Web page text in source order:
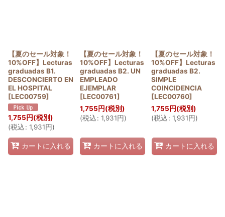
絞り込む
【夏のセール対象！
10%OFF】Lecturas
graduadas B1.
DESCONCIERTO EN
EL HOSPITAL
[LEC00759]
1,755 円(税別)
(税込: 1,931円)
カートに入れる
【夏のセール対象！
10%OFF】Lecturas
graduadas B2. UN
EMPLEADO
EJEMPLAR
[LEC00761]
1,755 円(税別)
(税込: 1,931円)
カートに入れる
【夏のセール対象！
10%OFF】Lecturas
graduadas B2.
SIMPLE
COINCIDENCIA
[LEC00760]
1,755 円(税別)
(税込: 1,931円)
カートに入れる